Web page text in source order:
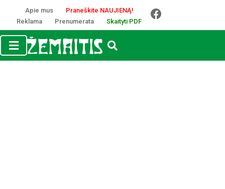
Apie mus
Praneškite NAUJIENĄ!
Reklama
Prenumerata Skaityti PDF